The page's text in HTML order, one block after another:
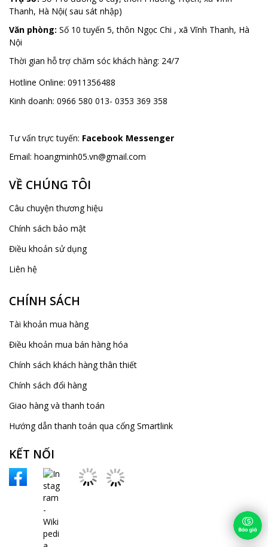
Thanh, Hà Nội( sau sát nhập)
Văn phòng: Số 10 tuyến 5, thôn Ngọc Chi , xã Vĩnh Thanh, Hà
Nội
Thời gian hỗ trợ chăm sóc khách hàng: 24/7
Hotline Online: 0911356488
Kinh doanh: 0966 580 013- 0353 369 358
Tư vấn trực tuyến: Facebook Messenger
Email: hoangminh05.vn@gmail.com
VỀ CHÚNG TÔI
Câu chuyện thương hiệu
Chính sách bảo mật
Điều khoản sử dụng
Liên hệ
CHÍNH SÁCH
Tài khoản mua hàng
Điều khoản mua bán hàng hóa
Chính sách khách hàng thân thiết
Chính sách đổi hàng
Giao hàng và thanh toán
Hướng dẫn thanh toán qua cổng Smartlink
KẾT NỐI